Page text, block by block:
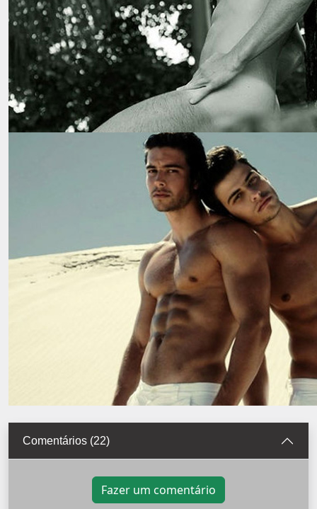
Comentários (22)
Fazer um comentário